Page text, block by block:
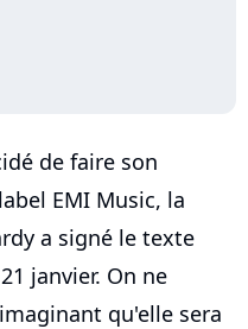
de faire son
EMI Music, la
a signé le texte
janvier. On ne
qu'elle sera